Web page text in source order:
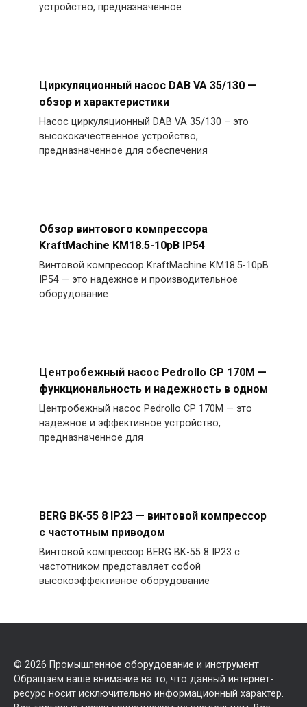
устройство, предназначенное
Циркуляционный насос DAB VA 35/130 —
обзор и характеристики
Насос циркуляционный DAB VA 35/130 – это
высококачественное устройство,
предназначенное для обеспечения
Обзор винтового компрессора
KraftMachine KM18.5-10рВ IP54
Винтовой компрессор KraftMachine KM18.5-10рВ
IP54 — это надежное и производительное
оборудование
Центробежный насос Pedrollo CP 170M —
функциональность и надежность в одном
Центробежный насос Pedrollo CP 170M — это
надежное и эффективное устройство,
предназначенное для
BERG BK-55 8 IP23 — винтовой компрессор
с частотным приводом
Винтовой компрессор BERG BK-55 8 IP23 с
частотником представляет собой
высокоэффективное оборудование
© 2026 Промышленное оборудование и инструмент
Обращаем ваше внимание на то, что данный интернет-
ресурс носит исключительно информационный характер.